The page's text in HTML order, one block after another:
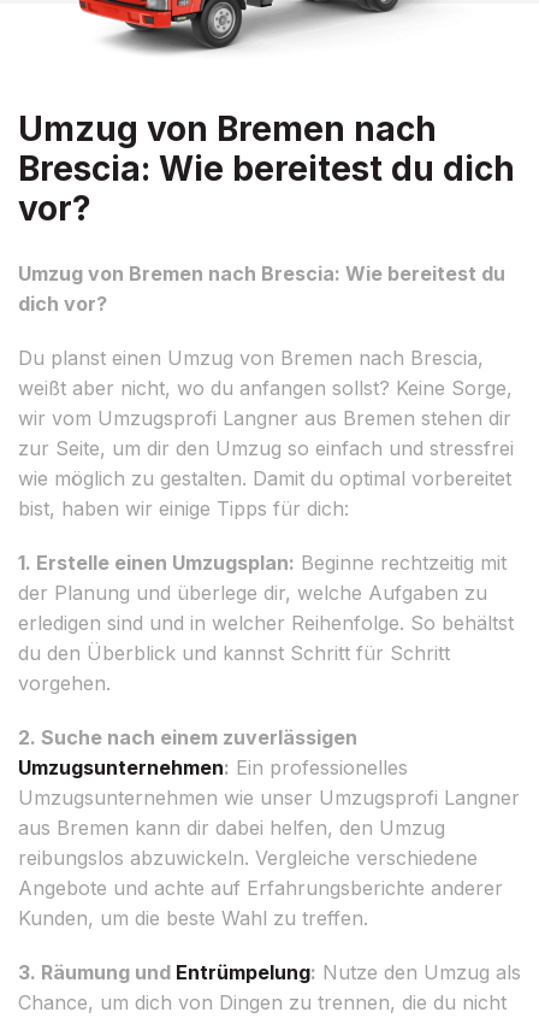
Umzug von Bremen nach
Brescia: Wie bereitest du dich
vor?
Umzug von Bremen nach Brescia: Wie bereitest du
dich vor?
Du planst einen Umzug von Bremen nach Brescia,
weißt aber nicht, wo du anfangen sollst? Keine Sorge,
wir vom Umzugsprofi Langner aus Bremen stehen dir
zur Seite, um dir den Umzug so einfach und stressfrei
wie möglich zu gestalten. Damit du optimal vorbereitet
bist, haben wir einige Tipps für dich:
1. Erstelle einen Umzugsplan: Beginne rechtzeitig mit
der Planung und überlege dir, welche Aufgaben zu
erledigen sind und in welcher Reihenfolge. So behältst
du den Überblick und kannst Schritt für Schritt
vorgehen.
2. Suche nach einem zuverlässigen
Umzugsunternehmen: Ein professionelles
Umzugsunternehmen wie unser Umzugsprofi Langner
aus Bremen kann dir dabei helfen, den Umzug
reibungslos abzuwickeln. Vergleiche verschiedene
Angebote und achte auf Erfahrungsberichte anderer
Kunden, um die beste Wahl zu treffen.
3. Räumung und Entrümpelung: Nutze den Umzug als
Chance, um dich von Dingen zu trennen, die du nicht